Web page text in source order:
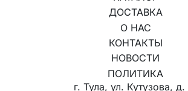
ДОСТАВКА
О НАС
КОНТАКТЫ
НОВОСТИ
ПОЛИТИКА
г. Тула, ул. Кутузова, д.